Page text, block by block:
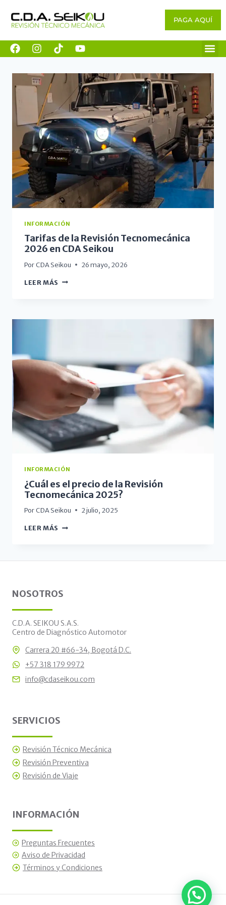
PAGA AQUÍ
INFORMACIÓN
Tarifas de la Revisión Tecnomecánica
2026 en CDA Seikou
Por CDA Seikou 26 mayo, 2026
LEER MÁS
INFORMACIÓN
¿Cuál es el precio de la Revisión
Tecnomecánica 2025?
Por CDA Seikou 2 julio, 2025
LEER MÁS
NOSOTROS
C.D.A. SEIKOU S.A.S.
Centro de Diagnóstico Automotor
Carrera 20 #66-34, Bogotá D.C.
+57 318 179 9972
info@cdaseikou.com
SERVICIOS
Revisión Técnico Mecánica
Revisión Preventiva
Revisión de Viaje
INFORMACIÓN
Preguntas Frecuentes
Aviso de Privacidad
Términos y Condiciones